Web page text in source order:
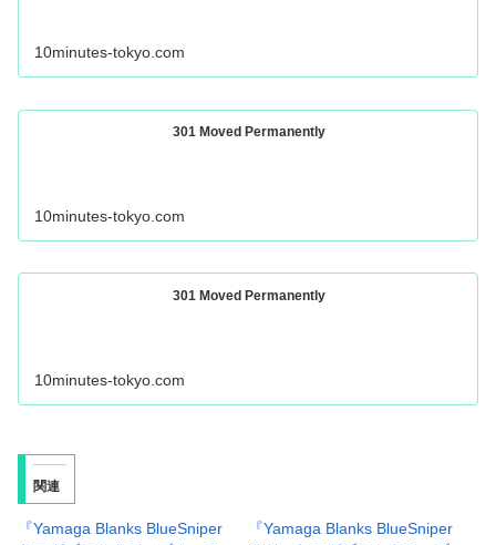
10minutes-tokyo.com
301 Moved Permanently
10minutes-tokyo.com
301 Moved Permanently
10minutes-tokyo.com
関連
『Yamaga Blanks BlueSniper
『Yamaga Blanks BlueSniper